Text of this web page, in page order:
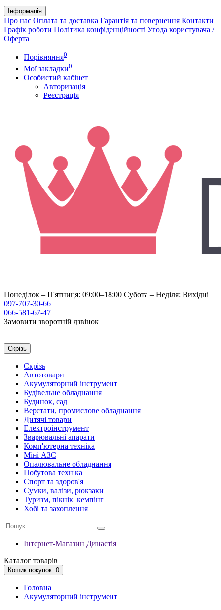
Інформація
Про нас Оплата та доставка Гарантія та повернення Контакти
Графік роботи Політика конфіденційності Угода користувача /
Оферта
Порівняння0
Мої закладки0
Особистий кабінет
Авторизація
Реєстрація
Понеділок – П'ятниця: 09:00–18:00 Субота – Неділя: Вихідні
097-707-30-66
066-581-67-47
Замовити зворотній дзвінок
Скрізь
Скрізь
Автотовари
Акумуляторний інструмент
Будівельне обладнання
Будинок, сад
Верстати, промислове обладнання
Дитячі товари
Електроінструмент
Зварювальні апарати
Комп'ютерна техніка
Міні АЗС
Опалювальне обладнання
Побутова техніка
Спорт та здоров'я
Сумки, валізи, рюкзаки
Туризм, пікнік, кемпінг
Хобі та захоплення
Інтернет-Магазин Династія
Каталог товарів
Кошик покупок: 0
Головна
Акумуляторний інструмент